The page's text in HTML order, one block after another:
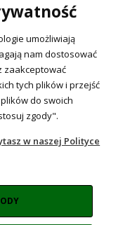
RajOgrodnika.pl
ul. Tęczowa 31, 29-100
STRONY
Premium
umożliwiają
nam dostosować
zaakceptować
tych plików i przejść
do swoich
zgody".
w naszej Polityce